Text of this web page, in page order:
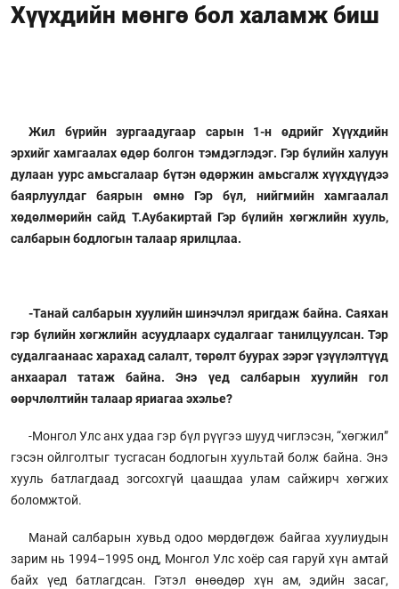
Хүүхдийн мөнгө бол халамж биш
Жил бүрийн зургаадугаар сарын 1-н өдрийг Хүүхдийн
эрхийг хамгаалах өдөр болгон тэмдэглэдэг. Гэр бүлийн халуун
дулаан уурс амьсгалаар бүтэн өдөржин амьсгалж хүүхдүүдээ
баярлуулдаг баярын өмнө Гэр бүл, нийгмийн хамгаалал
хөдөлмөрийн сайд Т.Аубакиртай Гэр бүлийн хөгжлийн хууль,
салбарын бодлогын талаар ярилцлаа.
-Танай салбарын хуулийн шинэчлэл яригдаж байна. Саяхан
гэр бүлийн хөгжлийн асуудлаарх судалгааг танилцуулсан. Тэр
судалгаанаас харахад салалт, төрөлт буурах зэрэг үзүүлэлтүүд
анхаарал татаж байна. Энэ үед салбарын хуулийн гол
өөрчлөлтийн талаар яриагаа эхэлье?
-Монгол Улс анх удаа гэр бүл рүүгээ шууд чиглэсэн, “хөгжил”
гэсэн ойлголтыг тусгасан бодлогын хуультай болж байна. Энэ
хууль батлагдаад зогсохгүй цаашдаа улам сайжирч хөгжих
боломжтой.
Манай салбарын хувьд одоо мөрдөгдөж байгаа хуулиудын
зарим нь 1994–1995 онд, Монгол Улс хоёр сая гаруй хүн амтай
байх үед батлагдсан. Гэтэл өнөөдөр хүн ам, эдийн засаг,